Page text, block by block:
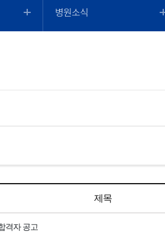
병원소식
제목
격자 공고